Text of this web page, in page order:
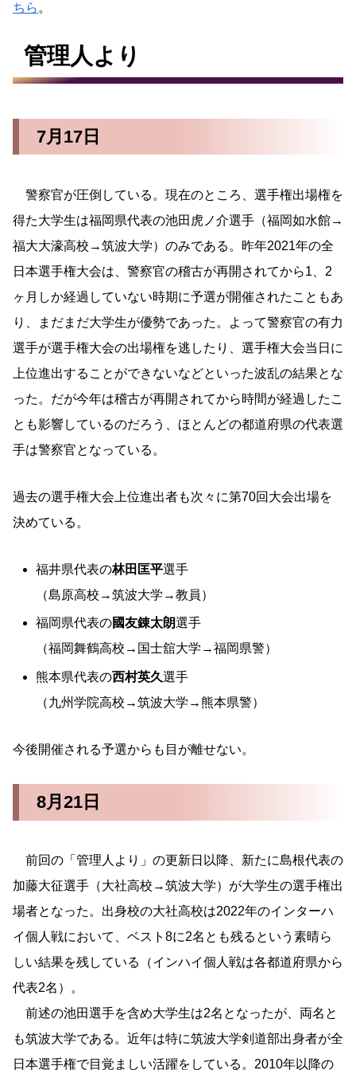
ちら 。
管理人より
7月17日
警察官が圧倒している。現在のところ、選手権出場権を
得た大学生は福岡県代表の池田虎ノ介選手（福岡如水館→
福大大濠高校→筑波大学）のみである。昨年2021年の全
日本選手権大会は、警察官の稽古が再開されてから1、2
ヶ月しか経過していない時期に予選が開催されたこともあ
り、まだまだ大学生が優勢であった。よって警察官の有力
選手が選手権大会の出場権を逃したり、選手権大会当日に
上位進出することができないなどといった波乱の結果とな
った。だが今年は稽古が再開されてから時間が経過したこ
とも影響しているのだろう、ほとんどの都道府県の代表選
手は警察官となっている。
過去の選手権大会上位進出者も次々に第70回大会出場を
決めている。
福井県代表の林田匡平選手
（島原高校→筑波大学→教員）
福岡県代表の國友錬太朗選手
（福岡舞鶴高校→国士舘大学→福岡県警）
熊本県代表の西村英久選手
（九州学院高校→筑波大学→熊本県警）
今後開催される予選からも目が離せない。
8月21日
前回の「管理人より」の更新日以降、新たに島根代表の
加藤大征選手（大社高校→筑波大学）が大学生の選手権出
場者となった。出身校の大社高校は2022年のインターハ
イ個人戦において、ベスト8に2名とも残るという素晴ら
しい結果を残している（インハイ個人戦は各都道府県から
代表2名）。
前述の池田選手を含め大学生は2名となったが、両名と
も筑波大学である。近年は特に筑波大学剣道部出身者が全
日本選手権で目覚ましい活躍をしている。2010年以降の